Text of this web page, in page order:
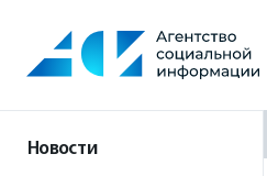
содержанию
Новости